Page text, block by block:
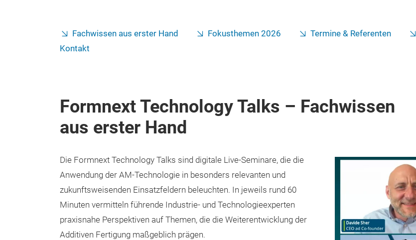
Fachwissen aus erster Hand Fokusthemen 2026 Termine & Referenten
Kontakt
Formnext Technology Talks – Fachwissen
aus erster Hand
Die Formnext Technology Talks sind digitale Live‑Seminare, die die
Anwendung der AM‑Technologie in besonders relevanten und
zukunftsweisenden Einsatzfeldern beleuchten. In jeweils rund 60
Minuten vermitteln führende Industrie‑ und Technologieexperten
praxisnahe Perspektiven auf Themen, die die Weiterentwicklung der
Additiven Fertigung maßgeblich prägen.